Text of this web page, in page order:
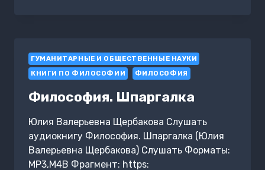
ГУМАНИТАРНЫЕ И ОБЩЕСТВЕННЫЕ НАУКИ
КНИГИ ПО ФИЛОСОФИИ
ФИЛОСОФИЯ
Философия. Шпаргалка
Юлия Валерьевна Щербакова Слушать
аудиокнигу Философия. Шпаргалка (Юлия
Валерьевна Щербакова) Слушать Форматы:
MP3,M4B Фрагмент: https: